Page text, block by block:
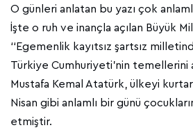
O günleri anlatan bu yazı çok
İşte o ruh ve inançla açılan Büyük
‘‘Egemenlik kayıtsız şartsız
Türkiye Cumhuriyeti’nin temellerini
Mustafa Kemal Atatürk, ülkeyi
Nisan gibi anlamlı bir günü
etmiştir.